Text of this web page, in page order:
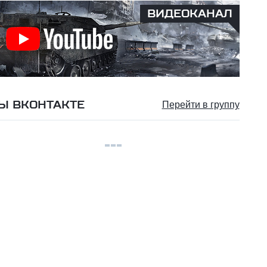
ВИДЕОКАНАЛ
ВКОНТАКТЕ Перейти в группу